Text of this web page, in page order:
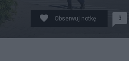
Obserwuj notkę 3